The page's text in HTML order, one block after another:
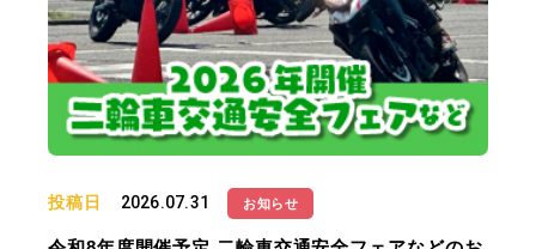
投稿日 2026.07.31 お知らせ